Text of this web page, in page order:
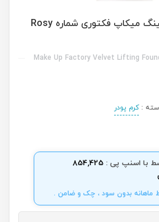
کرم پودر مخملی لیفتینگ میکاپ فکتوری شماره Rosy
Make Up Factory Velvet Lifting
:کرم پودر
با اسنپ پی : 854,425